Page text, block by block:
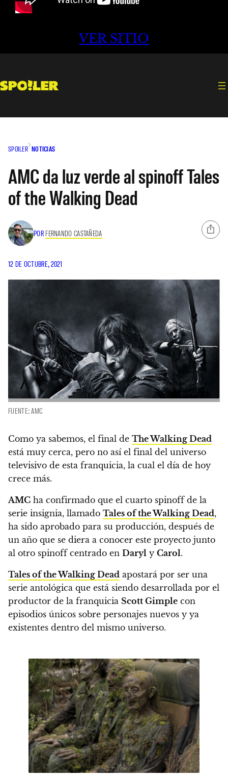
VER SITIO
SPOILER NOTICIAS
AMC da luz verde al spinoff Tales
of the Walking Dead
POR FERNANDO CASTAÑEDA
12 DE OCTUBRE, 2021
FUENTE: AMC
Como ya sabemos, el final de The Walking Dead
está muy cerca, pero no así el final del universo
televisivo de esta franquicia, la cual el día de hoy
crece más.
AMC ha confirmado que el cuarto spinoff de la
serie insignia, llamado Tales of the Walking Dead,
ha sido aprobado para su producción, después de
un año que se diera a conocer este proyecto junto
al otro spinoff centrado en Daryl y Carol.
Tales of the Walking Dead apostará por ser una
serie antológica que está siendo desarrollada por el
productor de la franquicia Scott Gimple con
episodios únicos sobre personajes nuevos y ya
existentes dentro del mismo universo.